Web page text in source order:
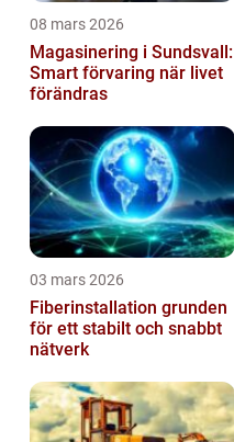
08 mars 2026
Magasinering i Sundsvall:
Smart förvaring när livet
förändras
03 mars 2026
Fiberinstallation grunden
för ett stabilt och snabbt
nätverk